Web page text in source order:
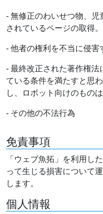
- 無修正のわいせつ物、児
されているページの取得。
- 他者の権利を不当に侵害
- 最終改正された著作権法
ている条件を満たすと思
し、ロボット向けのもの
- その他の不法行為
免責事項
「ウェブ魚拓」を利用し
って生じる損害について
します。
個人情報